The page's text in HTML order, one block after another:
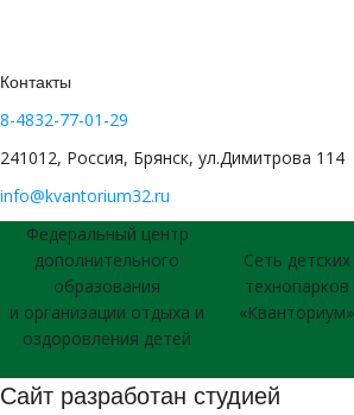
Контакты
8-4832-77-01-29
241012, Россия, Брянск, ул.Димитрова 114
info@kvantorium32.ru
Федеральный центр
дополнительного
образования
и организации отдыха и
оздоровления детей
Сеть детских
технопарков
«Кванториум»
Сайт разработан студией